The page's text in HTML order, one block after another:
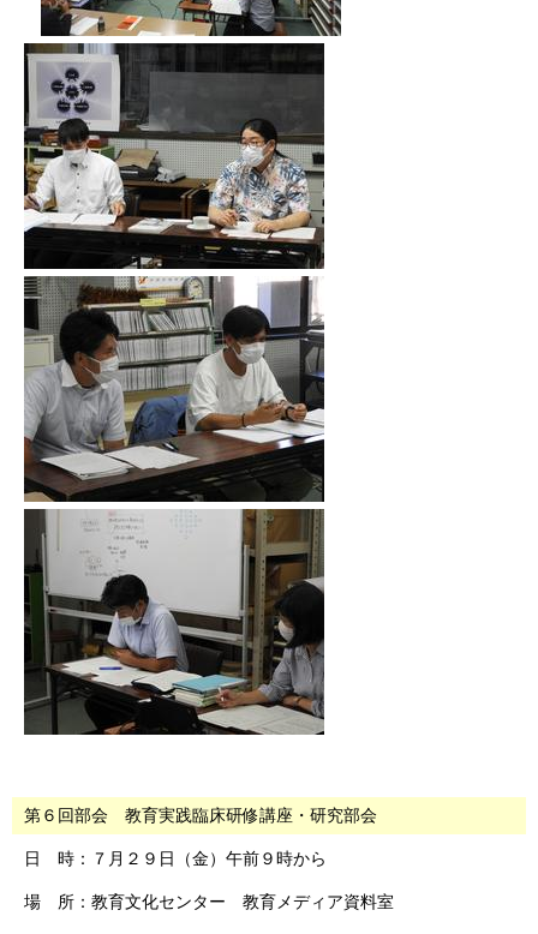
第６ 回部会 教育実践臨床研修講座・研究部会
日 時：７月２９日（金）午前９時から
場 所：教育文化センター 教育メディア資料室